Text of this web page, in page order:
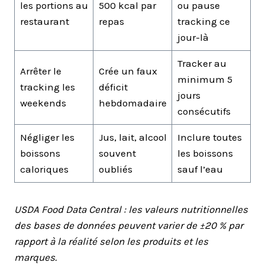
les portions au
restaurant
500 kcal par
repas
ou pause
tracking ce
jour-là
Arrêter le
tracking les
weekends
Crée un faux
déficit
hebdomadaire
Tracker au
minimum 5
jours
consécutifs
Négliger les
boissons
caloriques
Jus, lait, alcool
souvent
oubliés
Inclure toutes
les boissons
sauf l’eau
USDA Food Data Central : les valeurs nutritionnelles
des bases de données peuvent varier de ±20 % par
rapport à la réalité selon les produits et les
marques.